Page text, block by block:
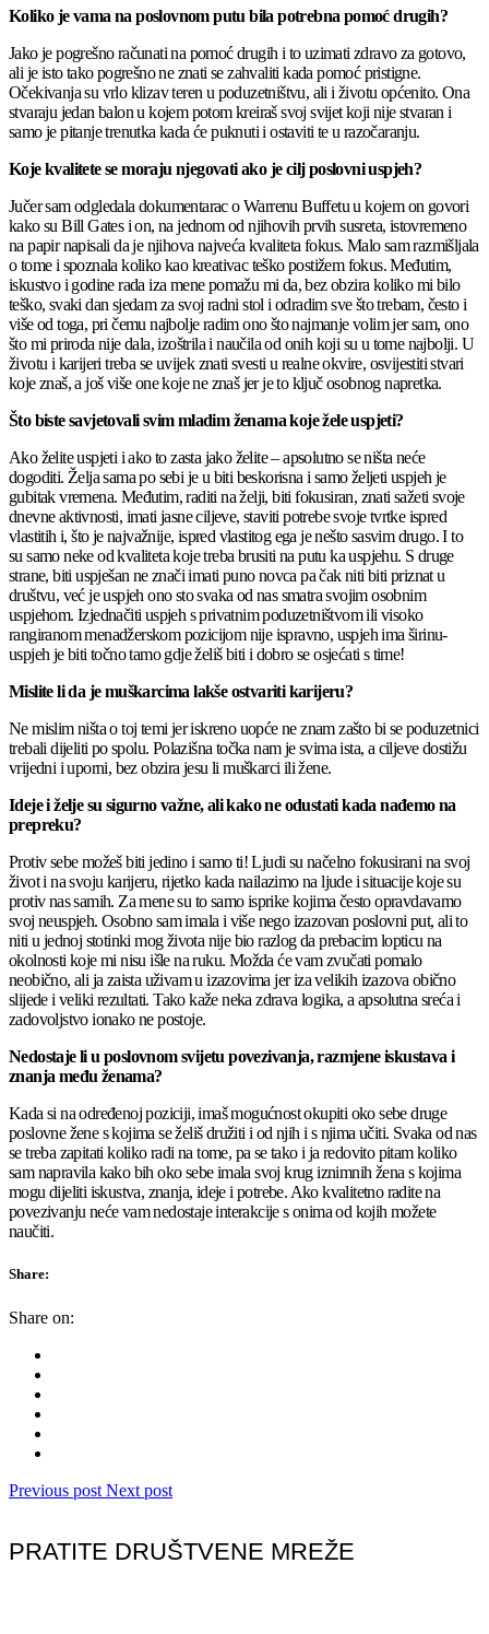
Koliko je vama na poslovnom putu bila potrebna pomoć drugih?
Jako je pogrešno računati na pomoć drugih i to uzimati zdravo za gotovo,
ali je isto tako pogrešno ne znati se zahvaliti kada pomoć pristigne.
Očekivanja su vrlo klizav teren u poduzetništvu, ali i životu općenito. Ona
stvaraju jedan balon u kojem potom kreiraš svoj svijet koji nije stvaran i
samo je pitanje trenutka kada će puknuti i ostaviti te u razočaranju.
Koje kvalitete se moraju njegovati ako je cilj poslovni uspjeh?
Jučer sam odgledala dokumentarac o Warrenu Buffetu u kojem on govori
kako su Bill Gates i on, na jednom od njihovih prvih susreta, istovremeno
na papir napisali da je njihova najveća kvaliteta fokus. Malo sam razmišljala
o tome i spoznala koliko kao kreativac teško postižem fokus. Međutim,
iskustvo i godine rada iza mene pomažu mi da, bez obzira koliko mi bilo
teško, svaki dan sjedam za svoj radni stol i odradim sve što trebam, često i
više od toga, pri čemu najbolje radim ono što najmanje volim jer sam, ono
što mi priroda nije dala, izoštrila i naučila od onih koji su u tome najbolji. U
životu i karijeri treba se uvijek znati svesti u realne okvire, osvijestiti stvari
koje znaš, a još više one koje ne znaš jer je to ključ osobnog napretka.
Što biste savjetovali svim mladim ženama koje žele uspjeti?
Ako želite uspjeti i ako to zasta jako želite – apsolutno se ništa neće
dogoditi. Želja sama po sebi je u biti beskorisna i samo željeti uspjeh je
gubitak vremena. Međutim, raditi na želji, biti fokusiran, znati sažeti svoje
dnevne aktivnosti, imati jasne ciljeve, staviti potrebe svoje tvrtke ispred
vlastitih i, što je najvažnije, ispred vlastitog ega je nešto sasvim drugo. I to
su samo neke od kvaliteta koje treba brusiti na putu ka uspjehu. S druge
strane, biti uspješan ne znači imati puno novca pa čak niti biti priznat u
društvu, već je uspjeh ono sto svaka od nas smatra svojim osobnim
uspjehom. Izjednačiti uspjeh s privatnim poduzetništvom ili visoko
rangiranom menadžerskom pozicijom nije ispravno, uspjeh ima širinu-
uspjeh je biti točno tamo gdje želiš biti i dobro se osjećati s time!
Mislite li da je muškarcima lakše ostvariti karijeru?
Ne mislim ništa o toj temi jer iskreno uopće ne znam zašto bi se poduzetnici
trebali dijeliti po spolu. Polazišna točka nam je svima ista, a ciljeve dostižu
vrijedni i uporni, bez obzira jesu li muškarci ili žene.
Ideje i želje su sigurno važne, ali kako ne odustati kada nađemo na
prepreku?
Protiv sebe možeš biti jedino i samo ti! Ljudi su načelno fokusirani na svoj
život i na svoju karijeru, rijetko kada nailazimo na ljude i situacije koje su
protiv nas samih. Za mene su to samo isprike kojima često opravdavamo
svoj neuspjeh. Osobno sam imala i više nego izazovan poslovni put, ali to
niti u jednoj stotinki mog života nije bio razlog da prebacim lopticu na
okolnosti koje mi nisu išle na ruku. Možda će vam zvučati pomalo
neobično, ali ja zaista uživam u izazovima jer iza velikih izazova obično
slijede i veliki rezultati. Tako kaže neka zdrava logika, a apsolutna sreća i
zadovoljstvo ionako ne postoje.
Nedostaje li u poslovnom svijetu povezivanja, razmjene iskustava i
znanja među ženama?
Kada si na određenoj poziciji, imaš mogućnost okupiti oko sebe druge
poslovne žene s kojima se želiš družiti i od njih i s njima učiti. Svaka od nas
se treba zapitati koliko radi na tome, pa se tako i ja redovito pitam koliko
sam napravila kako bih oko sebe imala svoj krug iznimnih žena s kojima
mogu dijeliti iskustva, znanja, ideje i potrebe. Ako kvalitetno radite na
povezivanju neće vam nedostaje interakcije s onima od kojih možete
naučiti.
Share:
Share on:
Previous post Next post
PRATITE DRUŠTVENE MREŽE